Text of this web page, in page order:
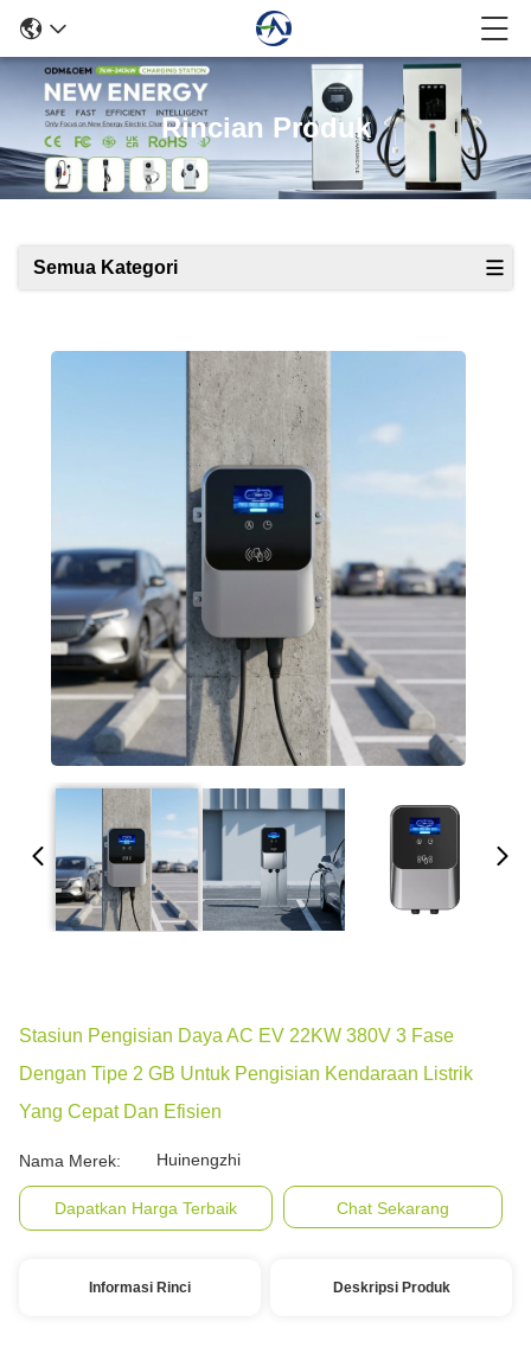
Rincian Produk
Semua Kategori
Stasiun Pengisian Daya AC EV 22KW 380V 3 Fase
Dengan Tipe 2 GB Untuk Pengisian Kendaraan Listrik
Yang Cepat Dan Efisien
Nama Merek: Huinengzhi
Dapatkan Harga Terbaik Chat Sekarang
Informasi Rinci Deskripsi Produk